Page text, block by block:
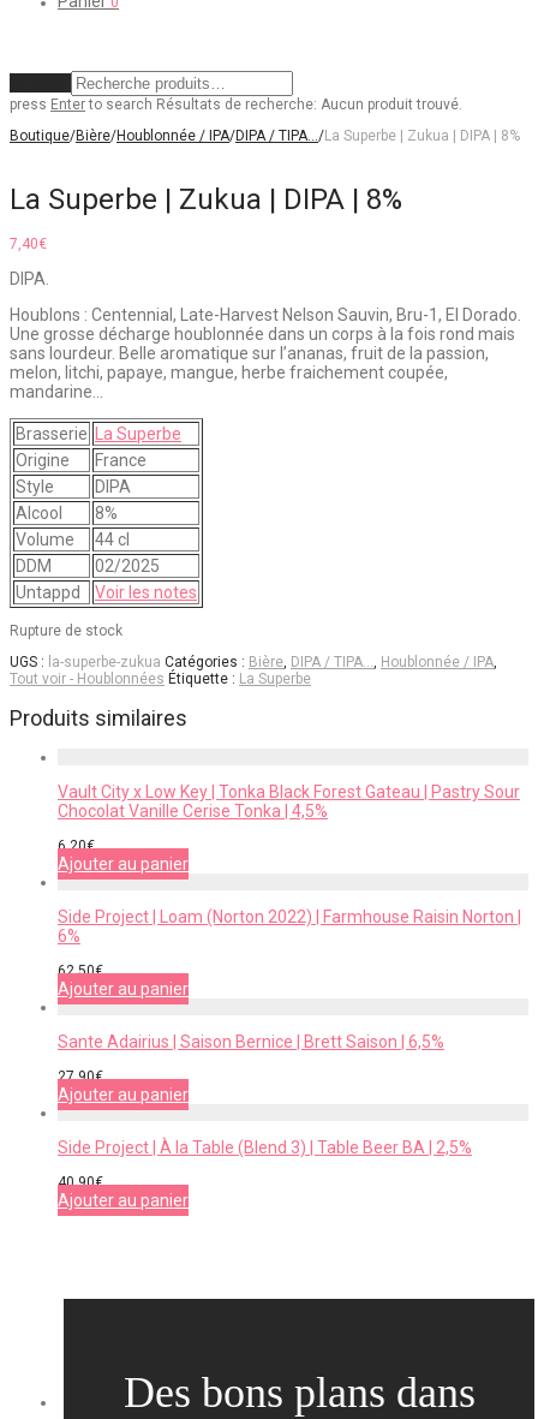
press Enterto search Résultats de recherche: Aucun produit trouvé.
Boutique/Bière/Houblonnée / IPA/DIPA / TIPA…/La Superbe | Zukua | DIPA | 8%
La Superbe | Zukua | DIPA | 8%
7,40€
DIPA.
Houblons : Centennial, Late-Harvest Nelson Sauvin, Bru-1, El Dorado.
Une grosse décharge houblonnée dans un corps à la fois rond mais
sans lourdeur. Belle aromatique sur l’ananas, fruit de la passion,
melon, litchi, papaye, mangue, herbe fraichement coupée,
mandarine…
Brasserie
La Superbe
Origine
France
Style
DIPA
Alcool
8%
Volume
44 cl
DDM
02/2025
Untappd
Voir les notes
Rupture de stock
UGS : la-superbe-zukua Catégories : Bière, DIPA / TIPA…, Houblonnée / IPA,
Tout voir - Houblonnées Étiquette : La Superbe
Produits similaires
Vault City x Low Key | Tonka Black Forest Gateau | Pastry Sour
Chocolat Vanille Cerise Tonka | 4,5%
6,20€
Ajouter au panier
Side Project | Loam (Norton 2022) | Farmhouse Raisin Norton |
6%
62,50€
Ajouter au panier
Sante Adairius | Saison Bernice | Brett Saison | 6,5%
27,90€
Ajouter au panier
Side Project | À la Table (Blend 3) | Table Beer BA | 2,5%
40,90€
Ajouter au panier
Des bons plans dans